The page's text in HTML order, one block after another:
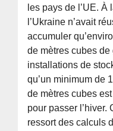
les pays de l’UE. À
l’Ukraine n’avait
accumuler
de mètres cubes
installations de
qu’un minimum de
de mètres cubes
pour passer l’hiver.
ressort des calculs